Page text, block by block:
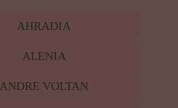
AHRADIA
ALENIA
ANDRE VOLTAN